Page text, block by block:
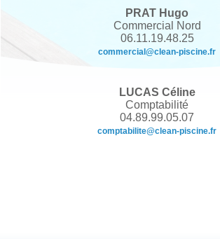
PRAT Hugo
Commercial Nord
06.11.19.48.25
commercial@clean-piscine.fr
LUCAS Céline
Comptabilité
04.89.99.05.07
comptabilite@clean-piscine.fr